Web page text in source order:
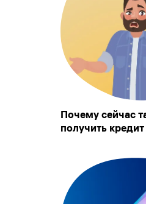
Почему сейчас
получить